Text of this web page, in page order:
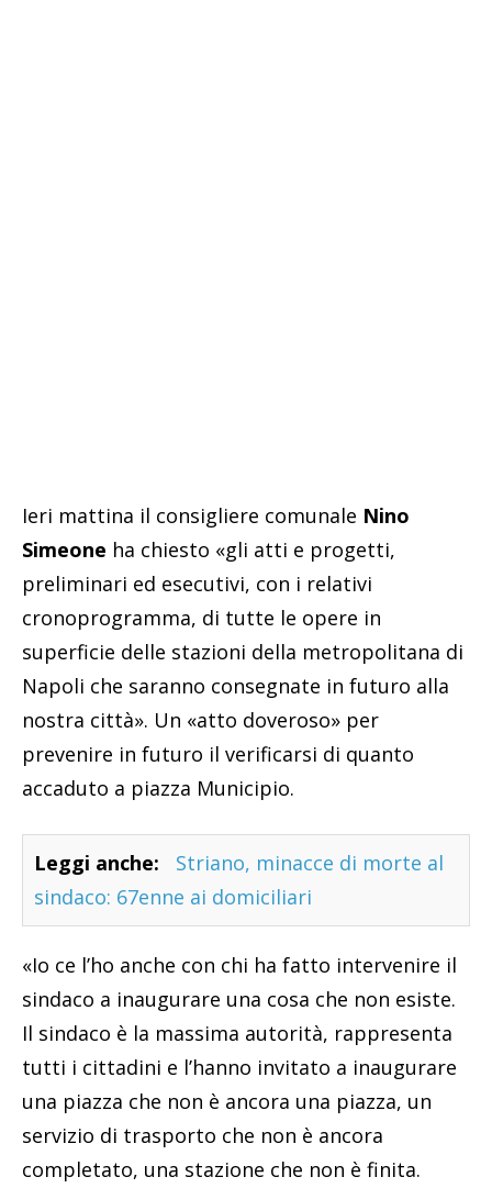
Ieri mattina il consigliere comunale Nino
Simeone ha chiesto «gli atti e progetti,
preliminari ed esecutivi, con i relativi
cronoprogramma, di tutte le opere in
superficie delle stazioni della metropolitana di
Napoli che saranno consegnate in futuro alla
nostra città». Un «atto doveroso» per
prevenire in futuro il verificarsi di quanto
accaduto a piazza Municipio.
Leggi anche:
Striano, minacce di morte al
sindaco: 67enne ai domiciliari
«Io ce l’ho anche con chi ha fatto intervenire il
sindaco a inaugurare una cosa che non esiste.
Il sindaco è la massima autorità, rappresenta
tutti i cittadini e l’hanno invitato a inaugurare
una piazza che non è ancora una piazza, un
servizio di trasporto che non è ancora
completato, una stazione che non è finita.